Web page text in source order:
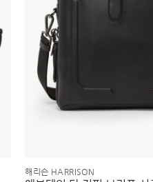
해리슨 HARRISON